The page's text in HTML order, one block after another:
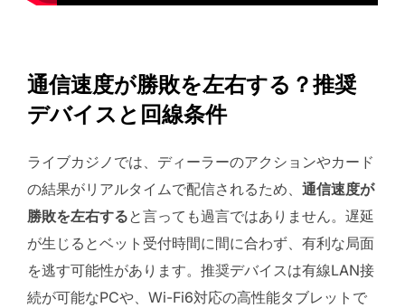
通信速度が勝敗を左右する？推奨
デバイスと回線条件
ライブカジノでは、ディーラーのアクションやカード
の結果がリアルタイムで配信されるため、 通信速度が
勝敗を左右すると言っても過言ではありません。遅延
が生じるとベット受付時間に間に合わず、有利な局面
を逃す可能性があります。推奨デバイスは有線LAN接
続が可能なPCや、Wi-Fi6対応の高性能タブレットで